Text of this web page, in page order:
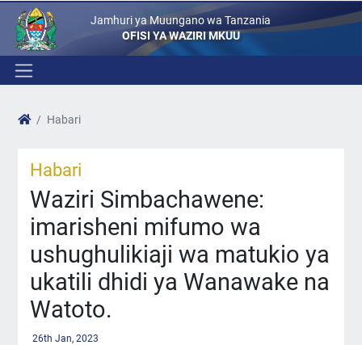
Jamhuri ya Muungano wa Tanzania
OFISI YA WAZIRI MKUU
Habari
Habari
Waziri Simbachawene:
imarisheni mifumo wa
ushughulikiaji wa matukio ya
ukatili dhidi ya Wanawake na
Watoto.
26th Jan, 2023